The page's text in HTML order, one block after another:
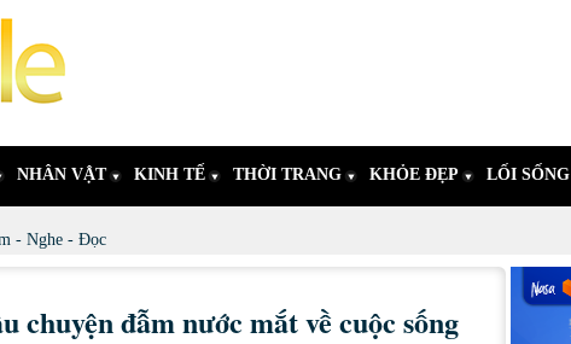
NHÂN VẬT KINH TẾ THỜI TRANG KHỎE ĐẸP LỐI SỐNG
- Nghe - Đọc
chuyện đẫm nước mắt về cuộc sống